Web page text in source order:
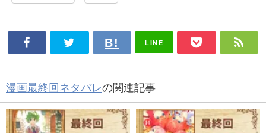
LINE
漫画最終回ネタバレの関連記事